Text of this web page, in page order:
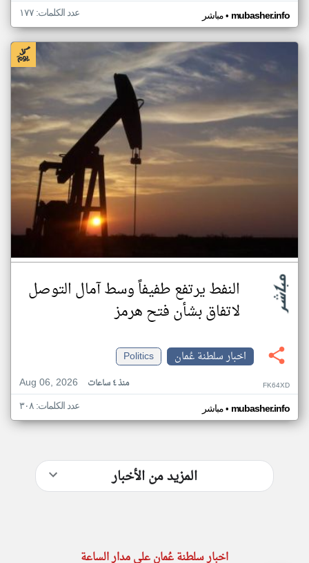
مباشر• mubasher.info عدد الكلمات: ١٧٧
النفط يرتفع طفيفاً وسط آمال التوصل
لاتفاق بشأن فتح هرمز
اخبار سلطنة عُمان
Politics
Aug 06, 2026
منذ ٤ ساعات FK64XD
مباشر• mubasher.info عدد الكلمات: ٣٠٨
المزيد من الأخبار
اخبار سلطنة عُمان على مدار الساعة